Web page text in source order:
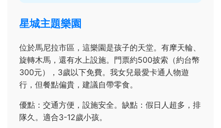
星城主題樂園
位於馬尼拉市區，這樂園是孩子的天堂。有摩天輪、
旋轉木馬，還有水上設施。門票約500披索（約台幣
300元），3歲以下免費。我女兒最愛卡通人物遊
行，但餐點偏貴，建議自帶零食。
優點：交通方便，設施安全。缺點：假日人超多，排
隊久。適合3-12歲小孩。